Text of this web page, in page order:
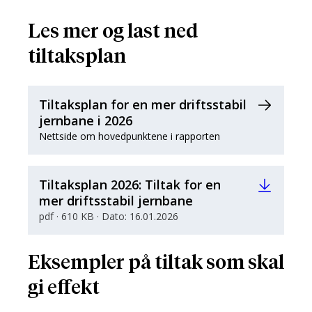
Les mer og last ned
tiltaksplan
Tiltaksplan for en mer driftsstabil
jernbane i 2026
Nettside om hovedpunktene i rapporten
Tiltaksplan 2026: Tiltak for en
mer driftsstabil jernbane
pdf · 610 KB · Dato: 16.01.2026
Eksempler på tiltak som skal
gi effekt